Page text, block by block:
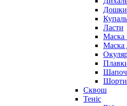
Дошки
Ласти
Маска
Маска
Шорти
Сквош
Теніс